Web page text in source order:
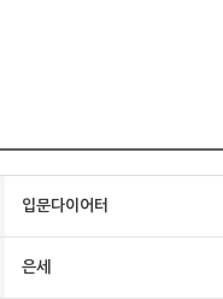
입문다이어터
은세